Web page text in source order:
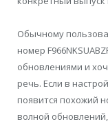
Обычному
номер
обновлениями и
речь. Если в
появится похожий
волной